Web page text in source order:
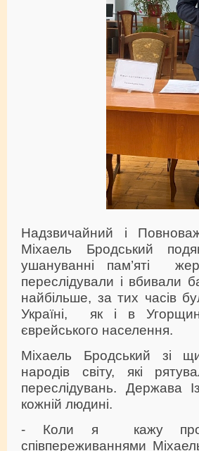
Надзвичайний і
Міхаель Бродський
ушануванні пам’яті
переслідували і вбивали
найбільше, за тих часів
Україні, як і в
єврейського населення.
Міхаель Бродський зі
народів світу, які
переслідувань. Держава
кожній людині.
- Коли я кажу про
співпереживаннями